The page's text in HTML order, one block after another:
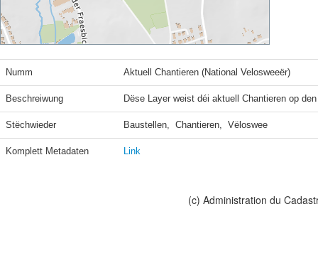
Numm Aktuell Chantieren (National Velosweeër)
Beschreiwung Dëse Layer weist déi aktuell Chantieren op
Stëchwieder Baustellen,  Chantieren,  Vëloswee
Komplett Metadaten Link
(c) Administration du